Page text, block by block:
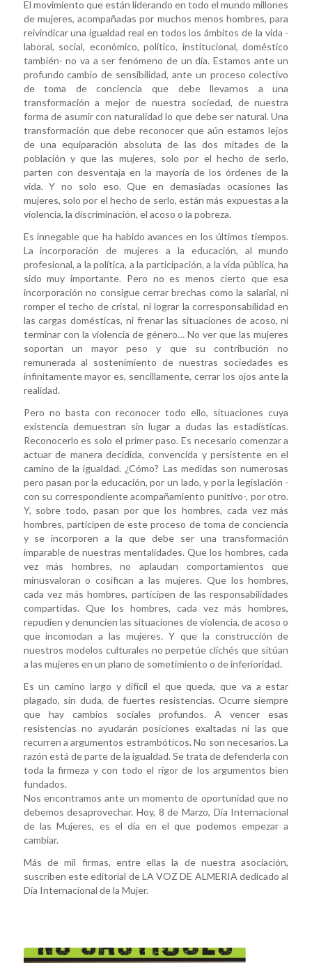
El movimiento que están liderando en todo el mundo millones
de mujeres, acompañadas por muchos menos hombres, para
reivindicar una igualdad real en todos los ámbitos de la vida -
laboral, social, económico, político, institucional, doméstico
también- no va a ser fenómeno de un día. Estamos ante un
profundo cambio de sensibilidad, ante un proceso colectivo
de toma de conciencia que debe llevarnos a una
transformación a mejor de nuestra sociedad, de nuestra
forma de asumir con naturalidad lo que debe ser natural. Una
transformación que debe reconocer que aún estamos lejos
de una equiparación absoluta de las dos mitades de la
población y que las mujeres, solo por el hecho de serlo,
parten con desventaja en la mayoría de los órdenes de la
vida. Y no solo eso. Que en demasiadas ocasiones las
mujeres, solo por el hecho de serlo, están más expuestas a la
violencia, la discriminación, el acoso o la pobreza.
Es innegable que ha habido avances en los últimos tiempos.
La incorporación de mujeres a la educación, al mundo
profesional, a la política, a la participación, a la vida pública, ha
sido muy importante. Pero no es menos cierto que esa
incorporación no consigue cerrar brechas como la salarial, ni
romper el techo de cristal, ni lograr la corresponsabilidad en
las cargas domésticas, ni frenar las situaciones de acoso, ni
terminar con la violencia de género… No ver que las mujeres
soportan un mayor peso y que su contribución no
remunerada al sostenimiento de nuestras sociedades es
infinitamente mayor es, sencillamente, cerrar los ojos ante la
realidad.
Pero no basta con reconocer todo ello, situaciones cuya
existencia demuestran sin lugar a dudas las estadísticas.
Reconocerlo es solo el primer paso. Es necesario comenzar a
actuar de manera decidida, convencida y persistente en el
camino de la igualdad. ¿Cómo? Las medidas son numerosas
pero pasan por la educación, por un lado, y por la legislación -
con su correspondiente acompañamiento punitivo-, por otro.
Y, sobre todo, pasan por que los hombres, cada vez más
hombres, participen de este proceso de toma de conciencia
y se incorporen a la que debe ser una transformación
imparable de nuestras mentalidades. Que los hombres, cada
vez más hombres, no aplaudan comportamientos que
minusvaloran o cosifican a las mujeres. Que los hombres,
cada vez más hombres, participen de las responsabilidades
compartidas. Que los hombres, cada vez más hombres,
repudien y denuncien las situaciones de violencia, de acoso o
que incomodan a las mujeres. Y que la construcción de
nuestros modelos culturales no perpetúe clichés que sitúan
a las mujeres en un plano de sometimiento o de inferioridad.
Es un camino largo y difícil el que queda, que va a estar
plagado, sin duda, de fuertes resistencias. Ocurre siempre
que hay cambios sociales profundos. A vencer esas
resistencias no ayudarán posiciones exaltadas ni las que
recurren a argumentos estrambóticos. No son necesarios. La
razón está de parte de la igualdad. Se trata de defenderla con
toda la firmeza y con todo el rigor de los argumentos bien
fundados.
Nos encontramos ante un momento de oportunidad que no
debemos desaprovechar. Hoy, 8 de Marzo, Día Internacional
de las Mujeres, es el día en el que podemos empezar a
cambiar.
Más de mil firmas, entre ellas la de nuestra asociación,
suscriben este editorial de LA VOZ DE ALMERIA dedicado al
Día Internacional de la Mujer.